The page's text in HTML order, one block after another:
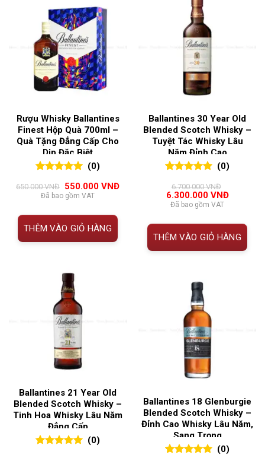
Rượu Whisky Ballantines
Finest Hộp Quà 700ml –
Quà Tặng Đẳng Cấp Cho
Dịp Đặc Biệt
đánh giá
(0)
650.000VNĐ Giá
gốc
là:
650.000 VNĐ.
550.000 VNĐGiá
550.000 VNĐ.
Đã bao gồm VAT
THÊM VÀO GIỎ HÀNG
Ballantines 30 Year Old
Blended Scotch Whisky –
Tuyệt Tác Whisky Lâu
Năm Đỉnh Cao
đánh giá
(0)
6.700.000VNĐ
Giá
gốc
6.700.000 VNĐ.
6.300.000 VNĐGiá
là:
Đã bao gồm VAT
THÊM VÀO GIỎ HÀNG
Ballantines 21 Year Old
Blended Scotch Whisky –
Tinh Hoa Whisky Lâu Năm
Đẳng Cấp
(0)
Ballantines 18 Glenburgie
Blended Scotch Whisky –
Đỉnh Cao Whisky Lâu Năm,
Sang Trọng
(0)